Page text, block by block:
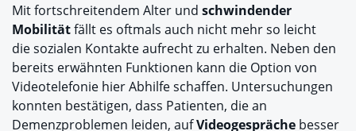
Mit fortschreitendem Alter und schwindender
Mobilitätfällt es oftmals auch nicht mehr so leicht
diesozialen Kontakteaufrecht zu erhalten. Neben den
bereits erwähnten Funktionen kann die Option von
Videotelefonie hier Abhilfe schaffen. Untersuchungen
konnten bestätigen, dass Patienten, die an
Demenzproblemen leiden, aufVideogespräche besser